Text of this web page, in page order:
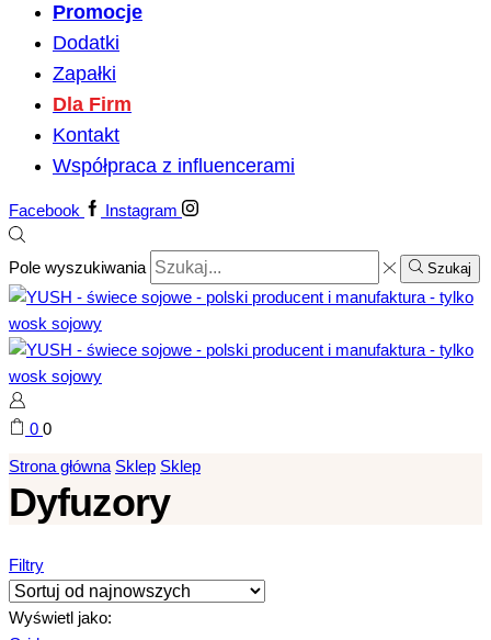
Promocje
Dodatki
Zapałki
Dla Firm
Kontakt
Współpraca z influencerami
Facebook Instagram
Pole wyszukiwania Szukaj
0 0
Strona główna Sklep Sklep
Dyfuzory
Filtry
Wyświetl jako: